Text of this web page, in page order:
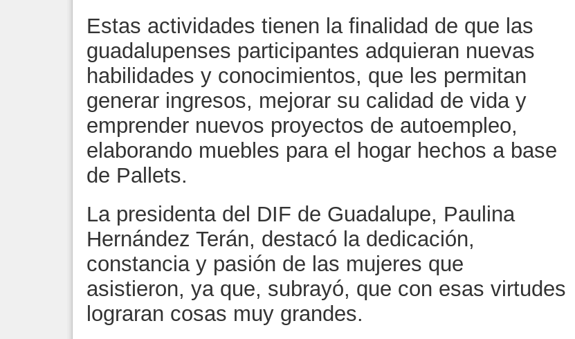
Estas actividades tienen la finalidad de que las
guadalupenses participantes adquieran nuevas
habilidades y conocimientos, que les permitan
generar ingresos, mejorar su calidad de vida y
emprender nuevos proyectos de autoempleo,
elaborando muebles para el hogar hechos a base
de Pallets.
La presidenta del DIF de Guadalupe, Paulina
Hernández Terán, destacó la dedicación,
constancia y pasión de las mujeres que
asistieron, ya que, subrayó, que con esas virtudes
lograran cosas muy grandes.